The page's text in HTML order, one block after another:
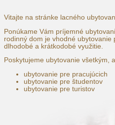
Vitajte na stránke lacného
Ponúkame Vám príjemné
rodinný dom je vhodné
dlhodobé a krátkodobé využitie.
Poskytujeme ubytovanie všetkým,
ubytovanie pre pracujúcich
ubytovanie pre študentov
ubytovanie pre turistov